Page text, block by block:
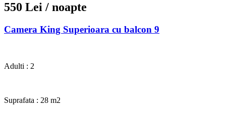
550 Lei / noapte
Camera King Superioara cu balcon 9
Adulti : 2
Suprafata : 28 m2